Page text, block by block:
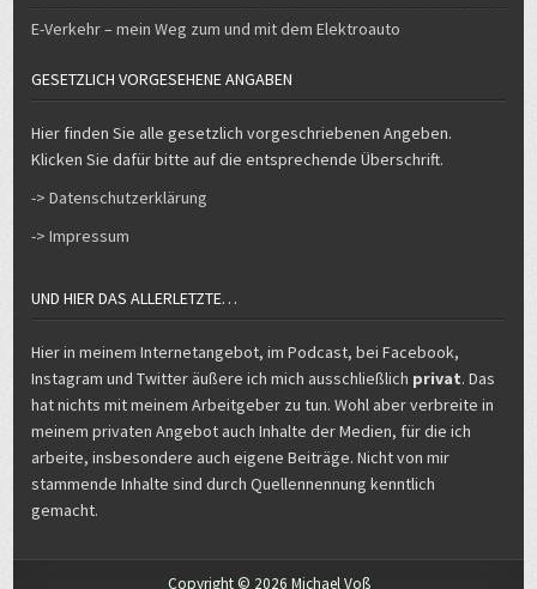
E-Verkehr – mein Weg zum und mit dem Elektroauto
GESETZLICH VORGESEHENE ANGABEN
Hier finden Sie alle gesetzlich vorgeschriebenen Angeben.
Klicken Sie dafür bitte auf die entsprechende Überschrift.
-> Datenschutzerklärung
-> Impressum
UND HIER DAS ALLERLETZTE…
Hier in meinem Internetangebot, im Podcast, bei Facebook,
Instagram und Twitter äußere ich mich ausschließlich privat. Das
hat nichts mit meinem Arbeitgeber zu tun. Wohl aber verbreite in
meinem privaten Angebot auch Inhalte der Medien, für die ich
arbeite, insbesondere auch eigene Beiträge. Nicht von mir
stammende Inhalte sind durch Quellennennung kenntlich
gemacht.
Copyright © 2026 Michael Voß